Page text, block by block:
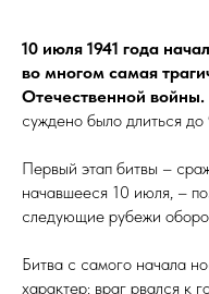
10 июля 1941 года
во многом самая
Отечественной войны.
суждено было длиться
Первый этап битвы –
начавшееся 10 июля, –
следующие рубежи
Битва с самого начала
характер: враг рвался к